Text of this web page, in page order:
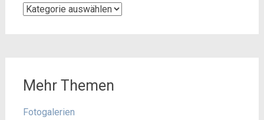
Kategorien
Mehr Themen
Fotogalerien